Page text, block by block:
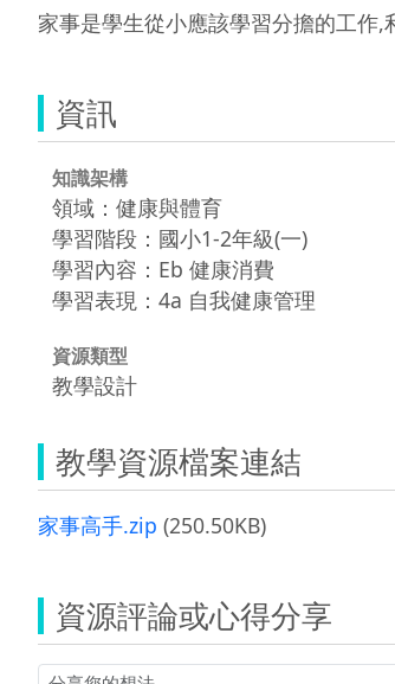
家事是學生從小應該學習分擔的工作
資訊
知識架構
領域：健康與體育
學習階段：國小1-2年級(一)
學習內容：Eb 健康消費
學習表現：4a 自我健康管理
資源類型
教學設計
教學資源檔案連結
家事高手.zip (250.50KB)
資源評論或心得分享